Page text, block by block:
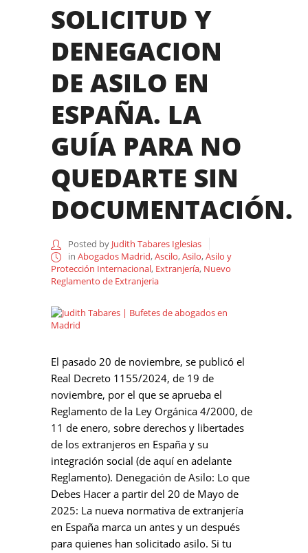
SOLICITUD Y
DENEGACION
DE ASILO EN
ESPAÑA. LA
GUÍA PARA NO
QUEDARTE SIN
DOCUMENTACIÓN.
Posted by Judith Tabares Iglesias
in Abogados Madrid,Ascilo,Asilo,Asilo y
Protección Internacional, Extranjería, Nuevo
Reglamento de Extranjeria
El pasado 20 de noviembre, se publicó el
Real Decreto 1155/2024, de 19 de
noviembre, por el que se aprueba el
Reglamento de la Ley Orgánica 4/2000, de
11 de enero, sobre derechos y libertades
de los extranjeros en España y su
integración social (de aquí en adelante
Reglamento). Denegación de Asilo: Lo que
Debes Hacer a partir del 20 de Mayo de
2025: La nueva normativa de extranjería
en España marca un antes y un después
para quienes han solicitado asilo. Si tu